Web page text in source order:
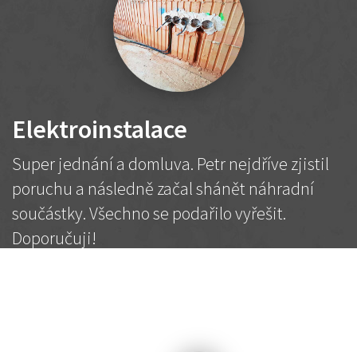
Elektroinstalace
Super jednání a domluva. Petr nejdříve zjistil
poruchu a následně začal shánět náhradní
součástky. Všechno se podařilo vyřešit.
Doporučuji!